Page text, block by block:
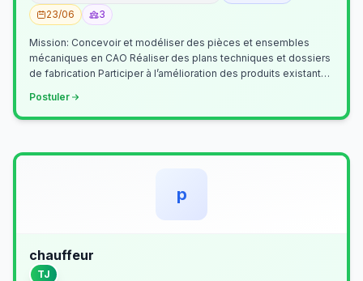
23/06
3
Mission: Concevoir et modéliser des pièces et ensembles
mécaniques en CAO Réaliser des plans techniques et dossiers
de fabrication Participer à l’amélioration des produits existants
Postuler
p
chauffeur
TJ